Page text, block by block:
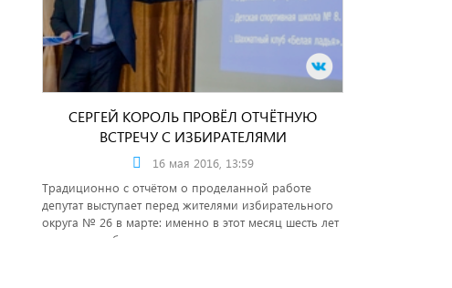
СЕРГЕЙ КОРОЛЬ ПРОВЁЛ ОТЧЁТНУЮ
ВСТРЕЧУ С ИЗБИРАТЕЛЯМИ
16 мая 2016, 13:59
Традиционно с отчётом о проделанной работе
депутат выступает перед жителями избирательного
округа № 26 в марте: именно в этот месяц шесть лет
назад его избрали.